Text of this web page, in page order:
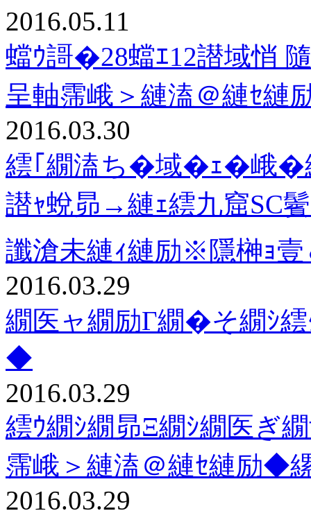
2016.05.11
蟷ｳ謌�28蟷ｴ12譛域悄
呈軸霈峨＞縺溘＠縺ｾ
2016.03.30
繧｢繝溘ち�域�ｪ�峨�
譛ｬ蛻昴→縺ｪ繧九窟SC
讖滄未縺ｨ縺励※隱榊ｮ
2016.03.29
繝医ャ繝励Γ繝�そ繝ｼ
◆
2016.03.29
繧ｳ繝ｼ繝昴Ξ繝ｼ繝医ぎ
霈峨＞縺溘＠縺ｾ縺励◆
2016.03.29